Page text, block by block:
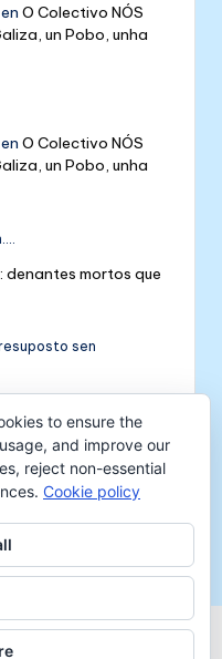
enO Colectivo NÓS
un Pobo, unha
enO Colectivo NÓS
un Pobo, unha
denantes mortos que
sen
galeguismo e celtismo
do Colectivo
iso convidámosvos a
NÓS
to ensure the
and improve our
reject non-essential
Cookie policy